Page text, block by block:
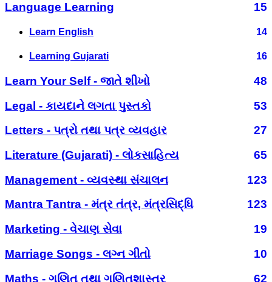
Language Learning
15
Learn English 14
Learning Gujarati 16
Learn Your Self - જાતે શીખો
48
Legal - કાયદાને લગતા પુસ્તકો
53
Letters - પત્રો તથા પત્ર વ્યવહાર
27
Literature (Gujarati) - લોકસાહિત્ય
65
Management - વ્યવસ્થા સંચાલન
123
Mantra Tantra - મંત્ર તંત્ર, મંત્રસિદ્ધિ
123
Marketing - વેચાણ સેવા
19
Marriage Songs - લગ્ન ગીતો
10
Maths - ગણિત તથા ગણિતશાસ્ત્ર
62